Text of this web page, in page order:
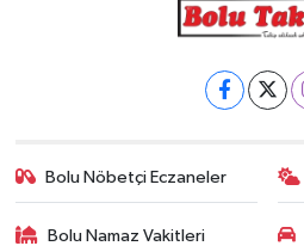
Bolu Nöbetçi Eczaneler
Bolu Namaz Vakitleri